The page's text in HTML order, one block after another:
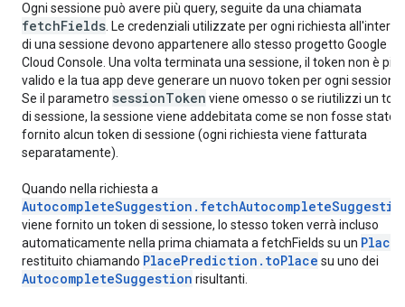
Ogni sessione può avere più query, seguite da una chiamata
fetchFields. Le credenziali utilizzate per ogni richiesta all'interno
di una sessione devono appartenere allo stesso progetto Google
Cloud Console. Una volta terminata una sessione, il token non è più
valido e la tua app deve generare un nuovo token per ogni sessione.
Se il parametro sessionToken viene omesso o se riutilizzi un
di sessione, la sessione viene addebitata come se non fosse stato
fornito alcun token di sessione (ogni richiesta viene fatturata
separatamente).
Quando nella richiesta a
viene fornito un token di sessione, lo stesso token verrà incluso
automaticamente nella prima chiamata a fetchFields su un Place
restituito chiamando PlacePrediction.toPlace su uno dei
AutocompleteSuggestion risultanti.